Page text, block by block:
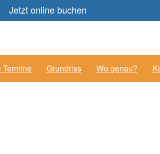
Jetzt online buchen
Termine Grundriss Wo genau?